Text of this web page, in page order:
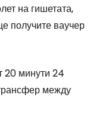
на гишетата,
получите ваучер
20 минути 24
между